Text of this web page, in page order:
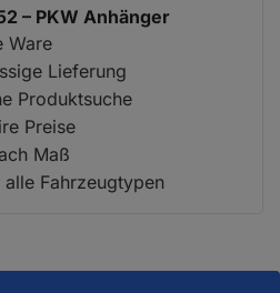
– PKW Anhänger
Ware
Lieferung
Produktsuche
Preise
Maß
Fahrzeugtypen